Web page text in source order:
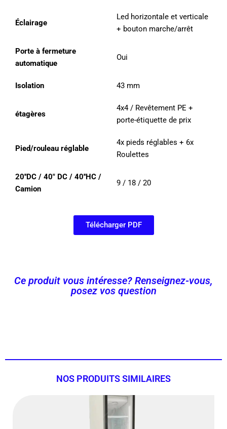
Éclairage
Led horizontale et verticale
+ bouton marche/arrêt
Porte à fermeture
automatique
Oui
Isolation 43 mm
étagères
4x4 / Revêtement PE +
porte-étiquette de prix
Pied/rouleau réglable
4x pieds réglables + 6x
Roulettes
20''DC / 40" DC / 40''HC /
Camion
9 / 18 / 20
Télécharger PDF
Ce produit vous intéresse? Renseignez-vous,
posez vos question
NOS PRODUITS SIMILAIRES